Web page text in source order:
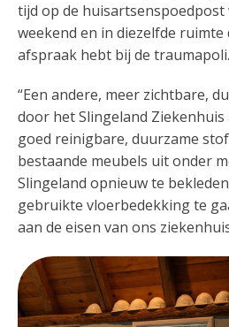
tijd op de
weekend en in diezelfde ruimte
afspraak hebt bij de traumapoli.
“Een andere, meer zichtbare,
door het Slingeland
goed reinigbare, duurzame
bestaande meubels uit onder
Slingeland opnieuw te
gebruikte vloerbedekking te
aan de eisen van ons